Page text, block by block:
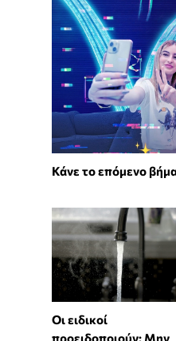
Κάνε το επόμενο
Οι ειδικοί
προειδοποιούν: Μην